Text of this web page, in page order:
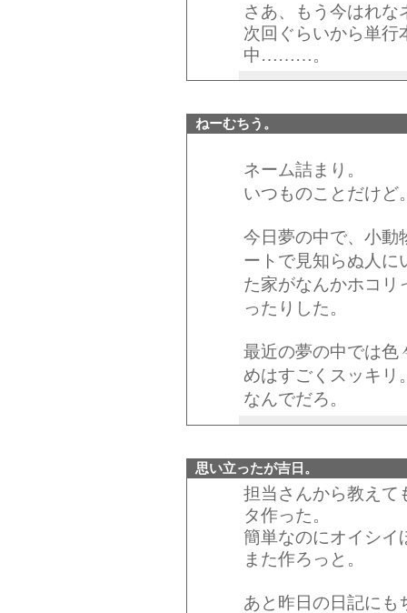
さあ、もう今はれ
次回ぐらいから単行
中………。
ねーむちう。
ネーム詰まり。
いつものことだけど
今日夢の中で、小動
ートで見知らぬ人に
た家がなんかホコリ
ったりした。
最近の夢の中では色
めはすごくスッキリ
なんでだろ。
思い立ったが吉日。
担当さんから教えて
タ作った。
簡単なのにオイシイ
また作ろっと。
あと昨日の日記にも